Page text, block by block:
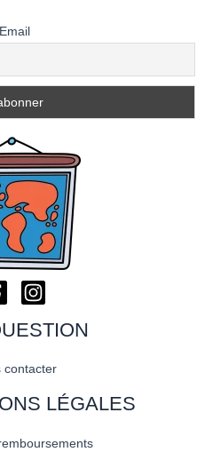
Email
contacter
LÉGALES